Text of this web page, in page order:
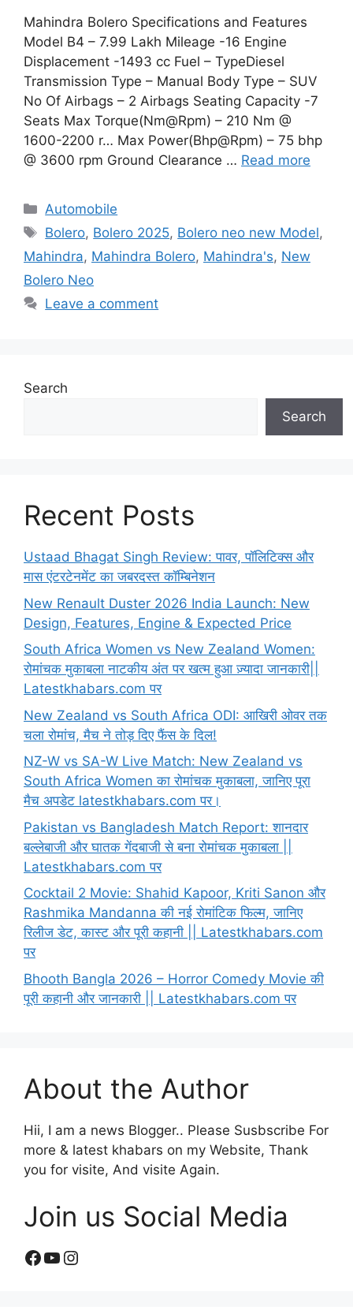
Mahindra Bolero Specifications and Features
Model B4 – 7.99 Lakh Mileage -16 Engine
Displacement -1493 cc Fuel – TypeDiesel
Transmission Type – Manual Body Type – SUV
No Of Airbags – 2 Airbags Seating Capacity -7
Seats Max Torque(Nm@Rpm) – 210 Nm @
1600-2200 r… Max Power(Bhp@Rpm) – 75 bhp
@ 3600 rpm Ground Clearance … Read more
Categories
Automobile
Tags
Bolero, Bolero 2025, Bolero neo new Model,
Mahindra, Mahindra Bolero, Mahindra's, New
Bolero Neo
Leave a comment
Search
Search
Recent Posts
Ustaad Bhagat Singh Review: पावर, पॉलिटिक्स और
मास एंटरटेनमेंट का जबरदस्त कॉम्बिनेशन
New Renault Duster 2026 India Launch: New
Design, Features, Engine & Expected Price
South Africa Women vs New Zealand Women:
रोमांचक मुकाबला नाटकीय अंत पर खत्म हुआ ज़्यादा जानकारी||
Latestkhabars.com पर
New Zealand vs South Africa ODI: आखिरी ओवर तक
चला रोमांच, मैच ने तोड़ दिए फैंस के दिल!
NZ-W vs SA-W Live Match: New Zealand vs
South Africa Women का रोमांचक मुकाबला, जानिए पूरा
मैच अपडेट latestkhabars.com पर।
Pakistan vs Bangladesh Match Report: शानदार
बल्लेबाजी और घातक गेंदबाजी से बना रोमांचक मुकाबला ||
Latestkhabars.com पर
Cocktail 2 Movie: Shahid Kapoor, Kriti Sanon और
Rashmika Mandanna की नई रोमांटिक फिल्म, जानिए
रिलीज डेट, कास्ट और पूरी कहानी || Latestkhabars.com
पर
Bhooth Bangla 2026 – Horror Comedy Movie की
पूरी कहानी और जानकारी || Latestkhabars.com पर
About the Author
Hii, I am a news Blogger.. Please Susbscribe For
more & latest khabars on my Website, Thank
you for visite, And visite Again.
Join us Social Media
Facebook
YouTube
Instagram